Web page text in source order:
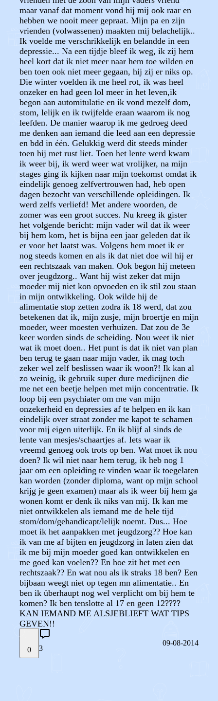
maar vanaf dat moment vond hij mij ook raar en
hebben we nooit meer gepraat. Mijn pa en zijn
vrienden (volwassenen) maakten mij belachelijk..
Ik voelde me verschrikkelijk en belandde in een
depressie... Na een tijdje bleef ik weg, ik zij hem
heel kort dat ik niet meer naar hem toe wilden en
ben toen ook niet meer gegaan, hij zij er niks op.
Die winter voelden ik me heel rot, ik was heel
onzeker en had geen lol meer in het leven,ik
begon aan automitulatie en ik vond mezelf dom,
stom, lelijk en ik twijfelde eraan waarom ik nog
leefden. De manier waarop ik me gedroeg deed
me denken aan iemand die leed aan een depressie
en bdd in één. Gelukkig werd dit steeds minder
toen hij met rust liet. Toen het lente werd kwam
ik weer bij, ik werd weer wat vrolijker, na mijn
stages ging ik kijken naar mijn toekomst omdat ik
eindelijk genoeg zelfvertrouwen had, heb open
dagen bezocht van verschillende opleidingen. Ik
werd zelfs verliefd! Met andere woorden, de
zomer was een groot succes. Nu kreeg ik gister
het volgende bericht: mijn vader wil dat ik weer
bij hem kom, het is bijna een jaar geleden dat ik
er voor het laatst was. Volgens hem moet ik er
nog steeds komen en als ik dat niet doe wil hij er
een rechtszaak van maken. Ook begon hij meteen
over jeugdzorg.. Want hij wist zeker dat mijn
moeder mij niet kon opvoeden en ik stil zou staan
in mijn ontwikkeling. Ook wilde hij de
alimentatie stop zetten zodra ik 18 werd, dat zou
betekenen dat ik, mijn zusje, mijn broertje en mijn
moeder, weer moesten verhuizen. Dat zou de 3e
keer worden sinds de scheiding. Nou weet ik niet
wat ik moet doen.. Het punt is dat ik niet van plan
ben terug te gaan naar mijn vader, ik mag toch
zeker wel zelf beslissen waar ik woon?! Ik kan al
zo weinig, ik gebruik super dure medicijnen die
me net een beetje helpen met mijn concentratie. Ik
loop bij een psychiater om me van mijn
onzekerheid en depressies af te helpen en ik kan
eindelijk over straat zonder me kapot te schamen
voor mij eigen uiterlijk. En ik blijf al sinds de
lente van mesjes/schaartjes af. Iets waar ik
vreemd genoeg ook trots op ben. Wat moet ik nou
doen? Ik wil niet naar hem terug, ik heb nog 1
jaar om een opleiding te vinden waar ik toegelaten
kan worden (zonder diploma, want op mijn school
krijg je geen examen) maar als ik weer bij hem ga
wonen komt er denk ik niks van mij. Ik kan me
niet ontwikkelen als iemand me de hele tijd
stom/dom/gehandicapt/lelijk noemt. Dus... Hoe
moet ik het aanpakken met jeugdzorg?? Hoe kan
ik van me af bijten en jeugdzorg in laten zien dat
ik me bij mijn moeder goed kan ontwikkelen en
me goed kan voelen?? En hoe zit het met een
rechtszaak?? En wat nou als ik straks 18 ben? Een
bijbaan weegt niet op tegen mn alimentatie.. En
ben ik überhaupt nog wel verplicht om bij hem te
komen? Ik ben tenslotte al 17 en geen 12????
KAN IEMAND ME ALSJEBLIEFT WAT TIPS
GEVEN!!
0 3
09-08-2014